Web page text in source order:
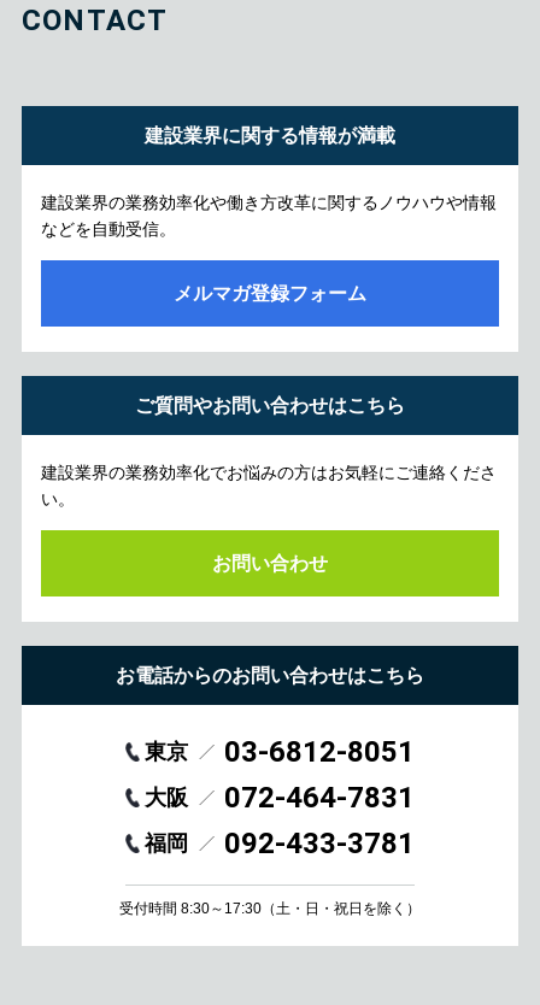
CONTACT
建設業界に関する情報が満載
建設業界の業務効率化や働き方改革に関するノウハウや情報
などを自動受信。
メルマガ登録フォーム
ご質問やお問い合わせはこちら
建設業界の業務効率化でお悩みの方はお気軽にご連絡くださ
い。
お問い合わせ
お電話からのお問い合わせはこちら
東京 03-6812-8051
大阪 072-464-7831
福岡 092-433-3781
受付時間 8:30～17:30 （土・日・祝日を除く）